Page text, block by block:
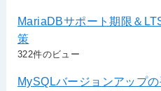
MariaDBサポート期限＆
策
322件のビュー
MySQLバージョンアップ